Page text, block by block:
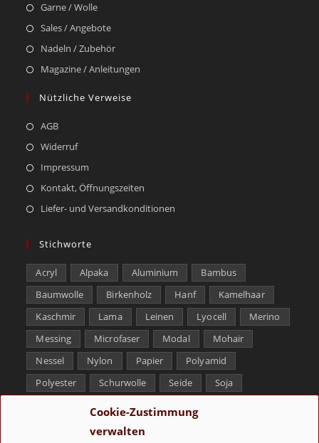
Cookie-Zustimmung
verwalten
Garne / Wolle
Sales / Angebote
Nadeln / Zubehör
Magazine / Anleitungen
Nützliche Verweise
AGB
Widerruf
Impressum
Kontakt, Öffnungszeiten
Liefer- und Versandkonditionen
Stichworte
Acryl Alpaka Aluminium
Bambus
Baumwolle
Birkenholz Hanf
Kamelhaar
Kaschmir
Lama Leinen Lyocell
Merino
Messing
Microfaser Modal
Mohair
Nessel
Nylon Papier
Polyamid
Polyester
Schurwolle Seide
Soja
Tencel
Yak